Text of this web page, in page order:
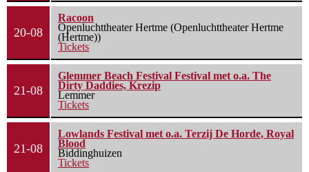
20-08
Racoon
Openluchttheater Hertme (Openluchttheater Hertme
(Hertme))
Tickets
21-08
Glemmer Beach Festival Festival met o.a. The
Dirty Daddies, Krezip
Lemmer
Tickets
21-08
Lowlands Festival met o.a. Terzij De Horde, Royal
Blood
Biddinghuizen
Tickets